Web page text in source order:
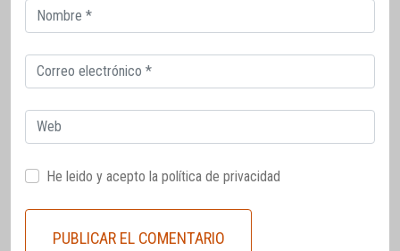
Correo
electrónico
Correo
electrónico
Web
He leido y acepto la política de privacidad